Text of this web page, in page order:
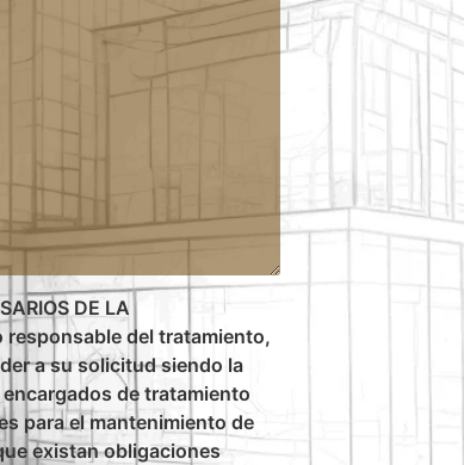
DE LA
responsable del tratamiento,
a su solicitud siendo la
de tratamiento
para el mantenimiento de
existan obligaciones